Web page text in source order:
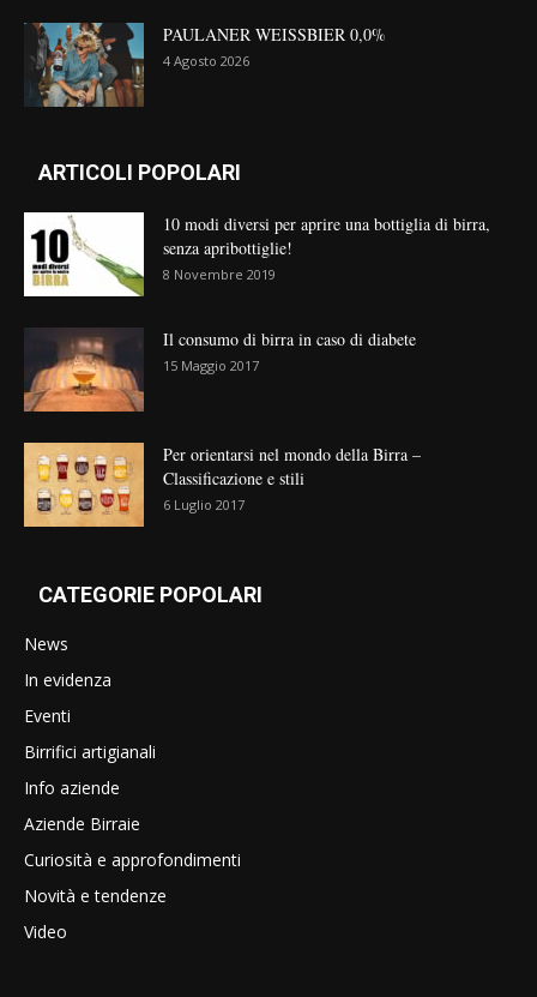
PAULANER WEISSBIER 0,0%
4 Agosto 2026
ARTICOLI POPOLARI
10 modi diversi per aprire una bottiglia di birra,
senza apribottiglie!
8 Novembre 2019
Il consumo di birra in caso di diabete
15 Maggio 2017
Per orientarsi nel mondo della Birra –
Classificazione e stili
6 Luglio 2017
CATEGORIE POPOLARI
News
In evidenza
Eventi
Birrifici artigianali
Info aziende
Aziende Birraie
Curiosità e approfondimenti
Novità e tendenze
Video